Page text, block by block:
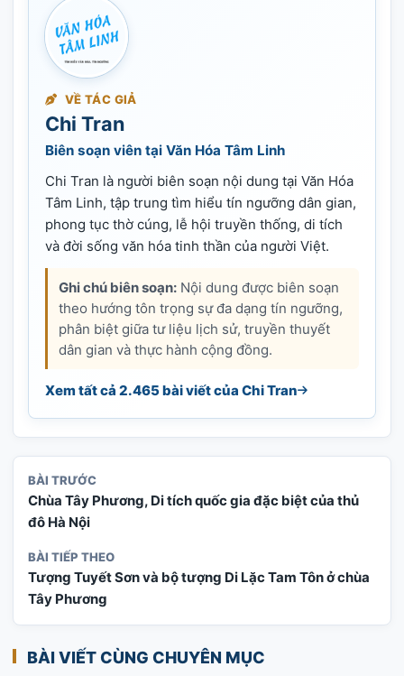
VỀ TÁC GIẢ
Chi Tran
Biên soạn viên tại Văn Hóa Tâm Linh
Chi Tran là người biên soạn nội dung tại Văn Hóa
Tâm Linh, tập trung tìm hiểu tín ngưỡng dân gian,
phong tục thờ cúng, lễ hội truyền thống, di tích
và đời sống văn hóa tinh thần của người Việt.
Ghi chú biên soạn: Nội dung được biên soạn
theo hướng tôn trọng sự đa dạng tín ngưỡng,
phân biệt giữa tư liệu lịch sử, truyền thuyết
dân gian và thực hành cộng đồng.
Xem tất cả 2.465 bài viết của Chi Tran
BÀI TRƯỚC
Chùa Tây Phương, Di tích quốc gia đặc biệt của thủ
đô Hà Nội
BÀI TIẾP THEO
Tượng Tuyết Sơn và bộ tượng Di Lặc Tam Tôn ở chùa
Tây Phương
BÀI VIẾT CÙNG CHUYÊN MỤC